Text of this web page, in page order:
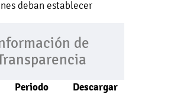
deban establecer
de
Periodo Descargar